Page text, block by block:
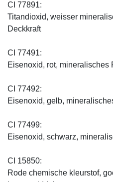
CI 77891:
Titandioxid, weisser
Deckkraft
CI 77491:
Eisenoxid, rot, mineralisches
CI 77492:
Eisenoxid, gelb,
CI 77499:
Eisenoxid, schwarz,
CI 15850:
Rode chemische kleurstof,